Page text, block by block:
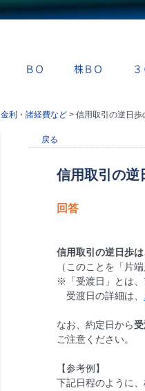
ＢＯ 株ＢＯ
金利・諸経費など > 信用取引の逆日歩
戻る
信用取引の逆
回答
信用取引の逆日歩は
（このことを「片
※「受渡日」とは、
受渡日の詳細は、
なお、約定日から
ご注意ください。
【参考例】
下記日程のように